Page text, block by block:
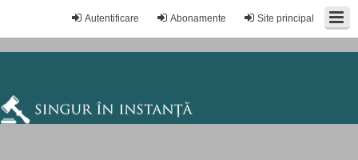
Site principal
Abonamente
Autentificare